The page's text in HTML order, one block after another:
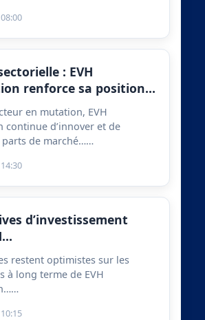
: EVH
renforce sa position…
en mutation, EVH
continue d’innover et de
parts de marché……
d’investissement
restent optimistes sur les
à long terme de EVH